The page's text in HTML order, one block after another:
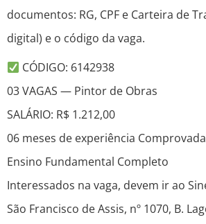
documentos: RG, CPF e Carteira de
digital) e o código da vaga.
CÓDIGO: 6142938
03 VAGAS — Pintor de Obras
SALÁRIO: R$ 1.212,00
06 meses de experiência Comprovada
Ensino Fundamental Completo
Interessados na vaga, devem ir ao
São Francisco de Assis, nº 1070, B.